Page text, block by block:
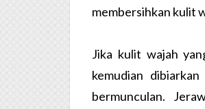
membersihkan kulit
Jika kulit wajah
kemudian
bermunculan.